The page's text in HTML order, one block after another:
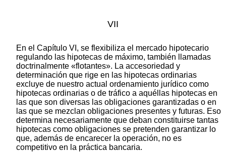
VII
En el Capítulo VI, se flexibiliza el mercado hipotecario
regulando las hipotecas de máximo, también llamadas
doctrinalmente «flotantes». La accesoriedad y
determinación que rige en las hipotecas ordinarias
excluye de nuestro actual ordenamiento jurídico como
hipotecas ordinarias o de tráfico a aquéllas hipotecas en
las que son diversas las obligaciones garantizadas o en
las que se mezclan obligaciones presentes y futuras. Eso
determina necesariamente que deban constituirse tantas
hipotecas como obligaciones se pretenden garantizar lo
que, además de encarecer la operación, no es
competitivo en la práctica bancaria.